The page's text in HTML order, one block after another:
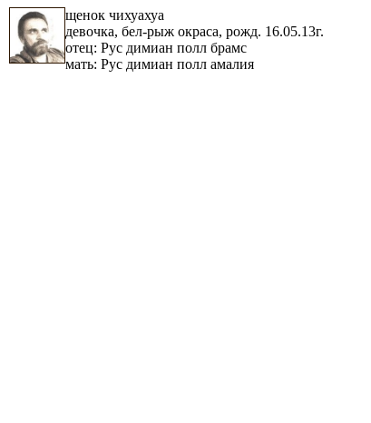
щенок чихуахуа
девочка, бел-рыж окраса, рожд. 16.05.13г.
отец: Рус димиан полл брамс
мать: Рус димиан полл амалия